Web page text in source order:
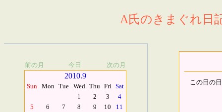
A氏のきまぐれ日
前の月 今日 次の月
2010.9
Sun Mon Tue Wed Thu Fri Sat
1
2 3
4
5
6 7 8 9 10
11
この日の